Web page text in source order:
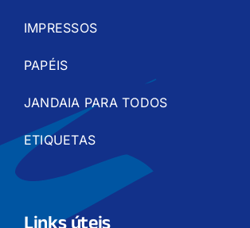
IMPRESSOS
PAPÉIS
JANDAIA PARA TODOS
ETIQUETAS